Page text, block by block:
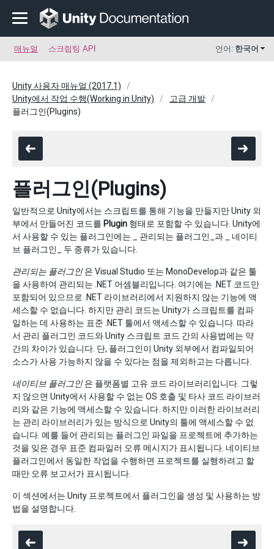
매뉴얼 스크립팅 API 언어: 한국어
Unity 사용자 매뉴얼 (2017.1)
Unity에서 작업 수행(Working in Unity)
고급 개발
플러그인(Plugins)
플러그인(Plugins)
일반적으로 Unity에서는 스크립트를 통해 기능을 만들지만 Unity 외
부에서 만들어진 코드를 Plugin 형태로 포함할 수 있습니다. Unity에
서 사용할 수 있는 플러그인에는 _ 관리되는 플러그인_과 _ 네이티
브 플러그인_ 두 종류가 있습니다.
관리되는 플러그인은 Visual Studio 또는 MonoDevelop과 같은 툴
을 사용하여 관리되는 .NET 어셈블리입니다. 여기에는 .NET 코드만
포함되어 있으므로 .NET 라이브러리에서 지원하지 않는 기능에 액
세스할 수 없습니다. 하지만 관리 코드는 Unity가 스크립트를 컴파
일하는 데 사용하는 표준 .NET 툴에서 액세스할 수 있습니다. 따라
서 관리 플러그인 코드와 Unity 스크립트 코드 간의 사용법에는 약
간의 차이가 있습니다. 단, 플러그인이 Unity 외부에서 컴파일되어
소스가 사용 가능하지 않을 수 있다는 점을 제외하고는 다릅니다.
네이티브 플러그인은 플랫폼별 고유 코드 라이브러리입니다. 그렇
지 않으면 Unity에서 사용할 수 없는 OS 호출 및 타사 코드 라이브러
리와 같은 기능에 액세스할 수 있습니다. 하지만 이러한 라이브러리
는 관리 라이브러리가 있는 방식으로 Unity의 툴에 액세스할 수 없
습니다. 예를 들어 관리되는 플러그인 파일을 프로젝트에 추가하는
것을 잊은 경우 표준 컴파일러 오류 메시지가 표시됩니다. 네이티브
플러그인에서 동일한 작업을 수행하면 프로젝트를 실행하려고 할
때만 오류 보고서가 표시됩니다.
이 섹션에서는 Unity 프로젝트에서 플러그인을 생성 및 사용하는 방
법을 설명합니다.